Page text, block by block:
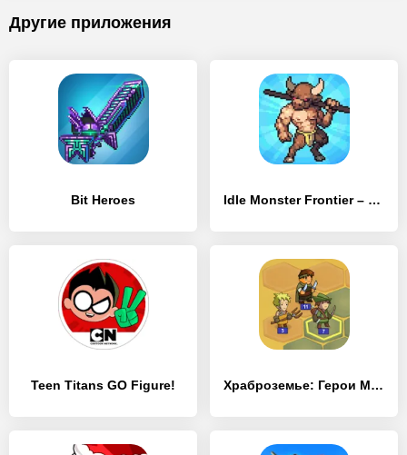
Другие приложения
Bit Heroes Idle Monster Frontier – team rpg collecting game
Teen Titans GO Figure! Храброземье: Герои Магии